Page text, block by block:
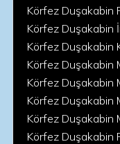
Körfez Duşakabin
Körfez Duşakabin
Körfez Duşakabin
Körfez Duşakabin
Körfez Duşakabin
Körfez Duşakabin
Körfez Duşakabin
Körfez Duşakabin